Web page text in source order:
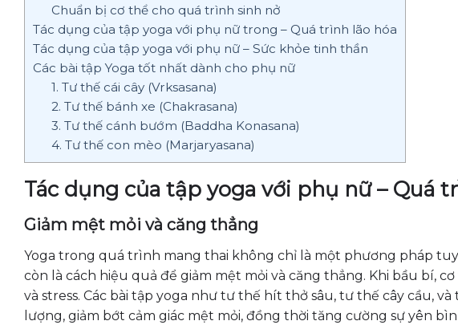
Chuẩn bị cơ thể cho quá trình sinh nở
Tác dụng của tập yoga với phụ nữ trong – Quá trình lão hóa
Tác dụng của tập yoga với phụ nữ – Sức khỏe tinh thần
Các bài tập Yoga tốt nhất dành cho phụ nữ
1. Tư thế cái cây (Vrksasana)
2. Tư thế bánh xe (Chakrasana)
3. Tư thế cánh bướm (Baddha Konasana)
4. Tư thế con mèo (Marjaryasana)
Tác dụng của tập yoga với phụ nữ – Quá
Giảm mệt mỏi và căng thẳng
Yoga trong quá trình mang thai không chỉ là một phương pháp
còn là cách hiệu quả để giảm mệt mỏi và căng thẳng. Khi bầu bí,
và stress. Các bài tập yoga như tư thế hít thở sâu, tư thế cây cầu,
lượng, giảm bớt cảm giác mệt mỏi, đồng thời tăng cường sự yên